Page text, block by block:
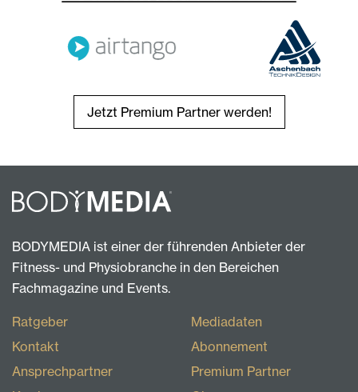
Jetzt Premium Partner werden!
BODYMEDIA ist einer der führenden Anbieter der
Fitness- und Physiobranche in den Bereichen
Fachmagazine und Events.
Ratgeber
Kontakt
Ansprechpartner
Mediadaten
Abonnement
Premium Partner